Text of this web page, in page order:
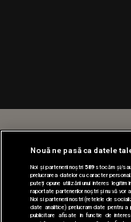
Nouă ne pasă ca datele
Noi și partenerii noștri589stocăm și/sau
prelucrarea datelor cu caracter
puteți opune utilizării unui interes
raportate partenerilor noștri și nu vă vor
Noi si partenerii nostri (retelele de
date analitice) prelucram date pentru a
publicitare afisate in functie de